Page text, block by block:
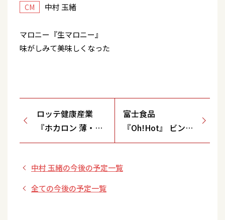
CM 中村 玉緒
マロニー『生マロニー』
味がしみて美味しくなった
ロッテ健康産業
『ホカロン 薄・軽
貼るタイプ』街中
富士食品
『Oh!Hot』 ビンか
ら炎・日本初！・ア
中村 玉緒の今後の予定一覧
全ての今後の予定一覧